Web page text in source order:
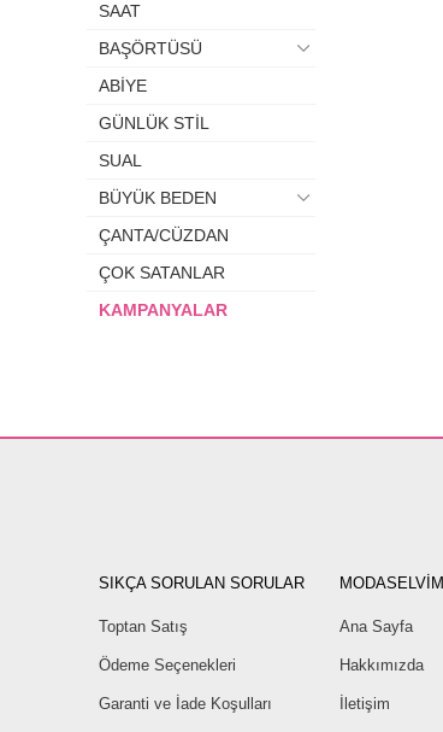
SAAT
BAŞÖRTÜSÜ
ABİYE
GÜNLÜK STİL
SUAL
BÜYÜK BEDEN
ÇANTA/CÜZDAN
ÇOK SATANLAR
KAMPANYALAR
SIKÇA SORULAN SORULAR
Toptan Satış
Ödeme Seçenekleri
Garanti ve İade Koşulları
MODASELVİM
Ana Sayfa
Hakkımızda
İletişim